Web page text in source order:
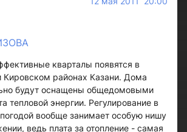
кварталы появятся в
районах Казани. Дома
будут оснащены общедомовыми
тепловой энергии. Регулирование в
погодой вообще занимает особую нишу
ведь плата за отопление - самая